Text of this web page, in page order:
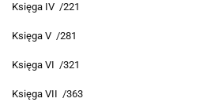
Księga IV /221
Księga V /281
Księga VI /321
Księga VII /363